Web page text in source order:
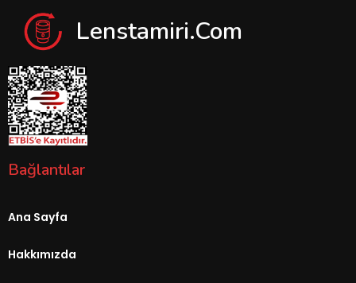
Lenstamiri.com
Bağlantılar
Ana Sayfa
Hakkımızda